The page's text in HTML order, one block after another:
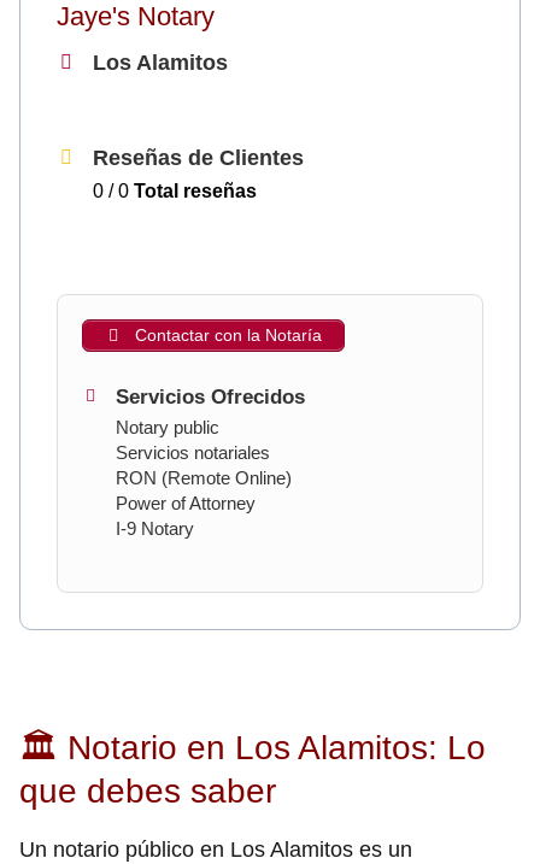
Jaye's Notary
Los Alamitos
Reseñas de Clientes
0 / 0 Total reseñas
Contactar con la Notaría
Servicios Ofrecidos
Notary public
Servicios notariales
RON (Remote Online)
Power of Attorney
I-9 Notary
🏛 Notario en Los Alamitos: Lo
que debes saber
Un notario público en Los Alamitos es un